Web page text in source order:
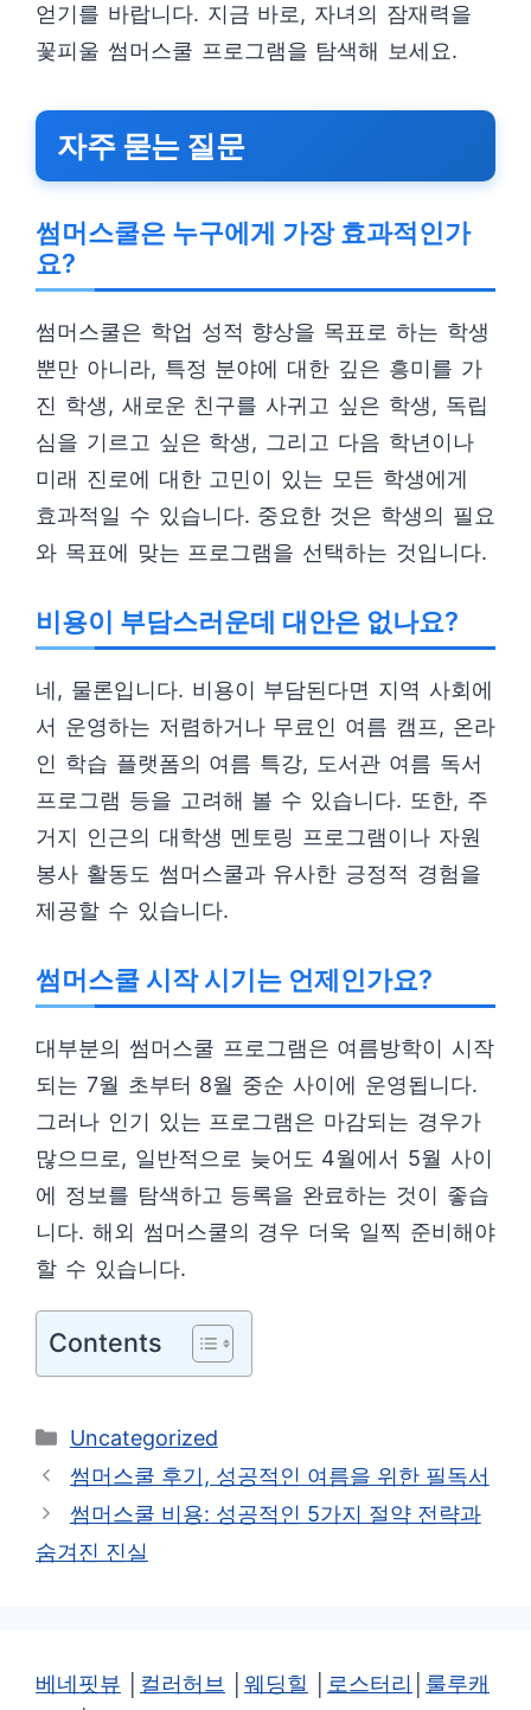
얻기를 바랍니다. 지금 바로, 자녀의 잠재력을
꽃피울 썸머스쿨 프로그램을 탐색해 보세요.
자주 묻는 질문
썸머스쿨은 누구에게 가장 효과적인가
요?
썸머스쿨은 학업 성적 향상을 목표로 하는 학생
뿐만 아니라, 특정 분야에 대한 깊은 흥미를 가
진 학생, 새로운 친구를 사귀고 싶은 학생, 독립
심을 기르고 싶은 학생, 그리고 다음 학년이나
미래 진로에 대한 고민이 있는 모든 학생에게
효과적일 수 있습니다. 중요한 것은 학생의 필요
와 목표에 맞는 프로그램을 선택하는 것입니다.
비용이 부담스러운데 대안은 없나요?
네, 물론입니다. 비용이 부담된다면 지역 사회에
서 운영하는 저렴하거나 무료인 여름 캠프, 온라
인 학습 플랫폼의 여름 특강, 도서관 여름 독서
프로그램 등을 고려해 볼 수 있습니다. 또한, 주
거지 인근의 대학생 멘토링 프로그램이나 자원
봉사 활동도 썸머스쿨과 유사한 긍정적 경험을
제공할 수 있습니다.
썸머스쿨 시작 시기는 언제인가요?
대부분의 썸머스쿨 프로그램은 여름방학이 시작
되는 7월 초부터 8월 중순 사이에 운영됩니다.
그러나 인기 있는 프로그램은 마감되는 경우가
많으므로, 일반적으로 늦어도 4월에서 5월 사이
에 정보를 탐색하고 등록을 완료하는 것이 좋습
니다. 해외 썸머스쿨의 경우 더욱 일찍 준비해야
할 수 있습니다.
Contents
카
테
리
Uncategorized
썸머스쿨 후기, 성공적인 여름을 위한 필독서
썸머스쿨 비용: 성공적인 5가지 절약 전략과
숨겨진 진실
베네핏뷰 컬러허브 웨딩힐 로스터리
룰루캐